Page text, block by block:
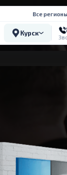
Все регионы
Курск